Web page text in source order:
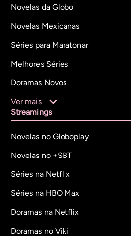
Novelas da Globo
Novelas Mexicanas
Séries para Maratonar
Melhores Séries
Doramas Novos
Ver mais
Streamings
Novelas no Globoplay
Novelas no +SBT
Séries na Netflix
Séries na HBO Max
Doramas na Netflix
Doramas no Viki